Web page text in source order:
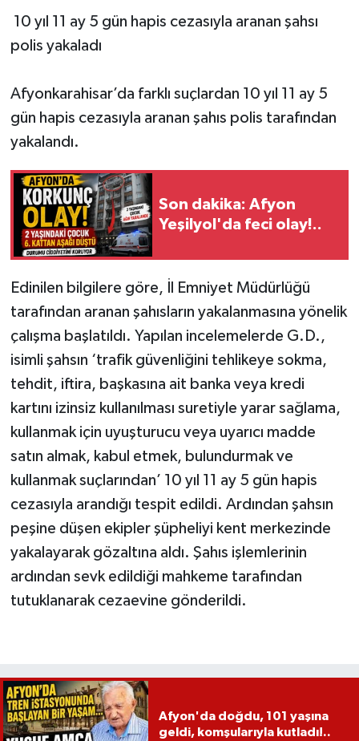
10 yıl 11 ay 5 gün hapis cezasıyla aranan şahsı
polis yakaladı
Afyonkarahisar’da farklı suçlardan 10 yıl 11 ay 5
gün hapis cezasıyla aranan şahıs polis tarafından
yakalandı.
Son dakika: Afyon
Yeşilyol'da feci olay!..
Edinilen bilgilere göre, İl Emniyet Müdürlüğü
tarafından aranan şahısların yakalanmasına yönelik
çalışma başlatıldı. Yapılan incelemelerde G.D.,
isimli şahsın ‘trafik güvenliğini tehlikeye sokma,
tehdit, iftira, başkasına ait banka veya kredi
kartını izinsiz kullanılması suretiyle yarar sağlama,
kullanmak için uyuşturucu veya uyarıcı madde
satın almak, kabul etmek, bulundurmak ve
kullanmak suçlarından’ 10 yıl 11 ay 5 gün hapis
cezasıyla arandığı tespit edildi. Ardından şahsın
peşine düşen ekipler şüpheliyi kent merkezinde
yakalayarak gözaltına aldı. Şahıs işlemlerinin
ardından sevk edildiği mahkeme tarafından
tutuklanarak cezaevine gönderildi.
Afyon'da doğdu, 101 yaşına
geldi, komşularıyla kutladı!..